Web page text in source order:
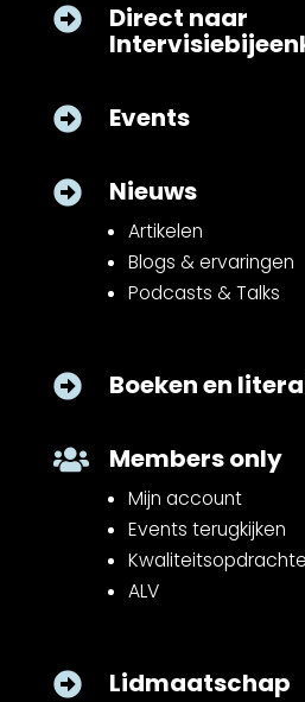
 Direct naar
 Events
 Nieuws
Artikelen
Blogs & ervaringen
Podcasts & Talks
 Boeken en
 Members only
Mijn account
Events terugkijken
ALV
 Lidmaatschap